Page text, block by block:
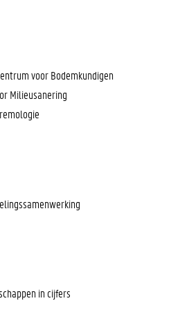
voor Bodemkundigen
Milieusanering
in cijfers